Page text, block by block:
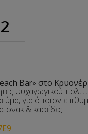
Bar» στο
ψυχαγωγικού-
για όποιον
σνακ & καφέδες .